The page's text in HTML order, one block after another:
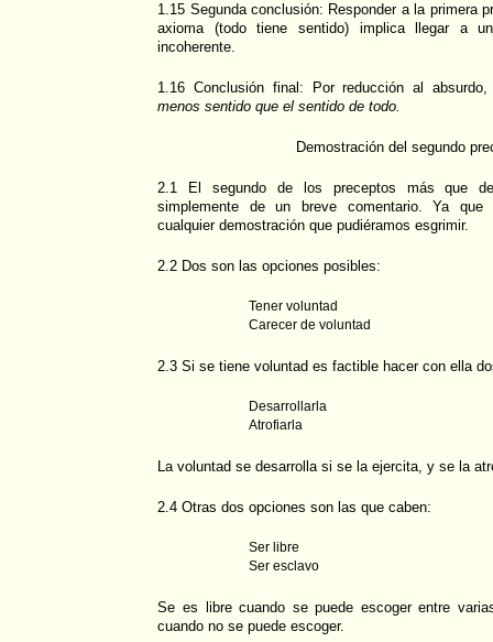
1.15 Segunda conclusión: Responder a la primera
axioma (todo tiene sentido) implica llegar a
incoherente.
1.16 Conclusión final: Por reducción al
menos sentido que el sentido de todo.
Demostración del segundo
2.1 El segundo de los preceptos más que
simplemente de un breve comentario. Ya que
cualquier demostración que pudiéramos esgrimir.
2.2 Dos son las opciones posibles:
Tener voluntad
Carecer de voluntad
2.3 Si se tiene voluntad es factible hacer con ella
Desarrollarla
Atrofiarla
La voluntad se desarrolla si se la ejercita, y se la
2.4 Otras dos opciones son las que caben:
Ser libre
Ser esclavo
Se es libre cuando se puede escoger entre
cuando no se puede escoger.